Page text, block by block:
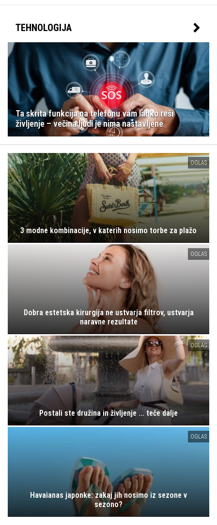
TEHNOLOGIJA
Ta skrita funkcija na telefonu vam lahko reši
življenje – večina ljudi je nima nastavljene
OGLAS
3 modne kombinacije, v katerih nosimo torbe za plažo
OGLAS
Dobra estetska kirurgija ne ustvarja filtrov, ustvarja
naravne rezultate
OGLAS
Postali ste družina in življenje ... teče dalje
OGLAS
Havaianas japonke: zakaj jih nosimo iz sezone v
sezono?